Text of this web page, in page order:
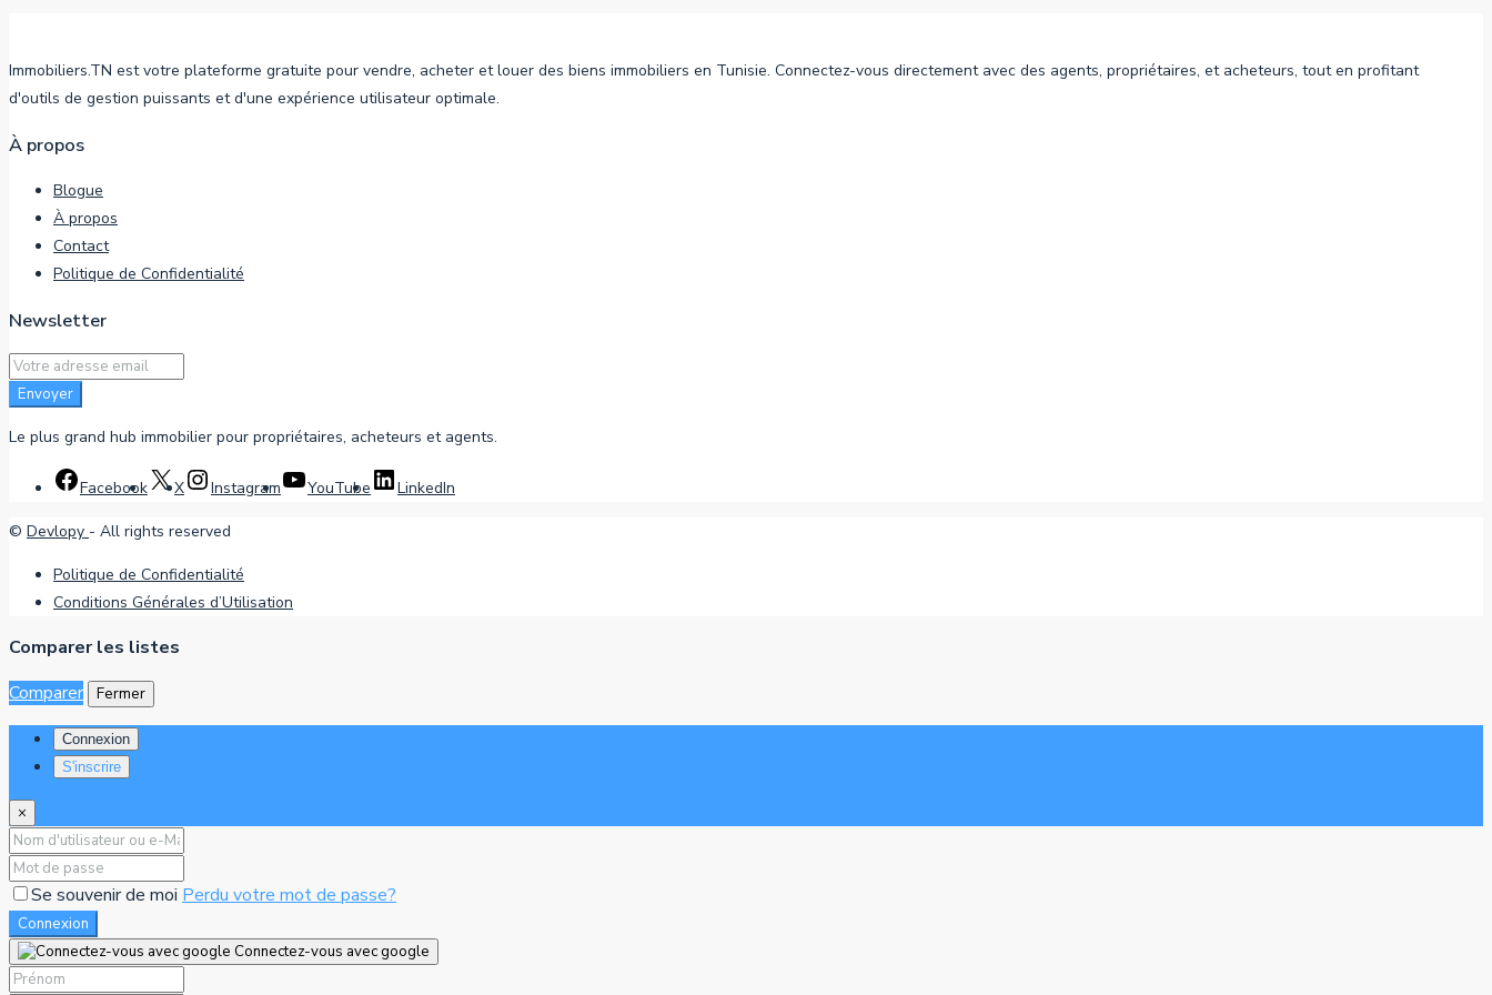
Immobiliers.TN est votre plateforme gratuite pour vendre, acheter et louer des biens immobiliers en Tunisie. Connectez-vous directement avec des agents, propriétaires, et acheteurs, tout en profitant
d'outils de gestion puissants et d'une expérience utilisateur optimale.
À propos
Blogue
À propos
Contact
Politique de Confidentialité
Newsletter
Envoyer
Le plus grand hub immobilier pour propriétaires, acheteurs et agents.
Facebook X Instagram YouTube LinkedIn
© Devlopy - All rights reserved
Politique de Confidentialité
Conditions Générales d’Utilisation
Comparer les listes
Comparer
Fermer
Connexion
S'inscrire
×
Se souvenir de moi Perdu votre mot de passe?
Connexion
Connectez-vous avec google